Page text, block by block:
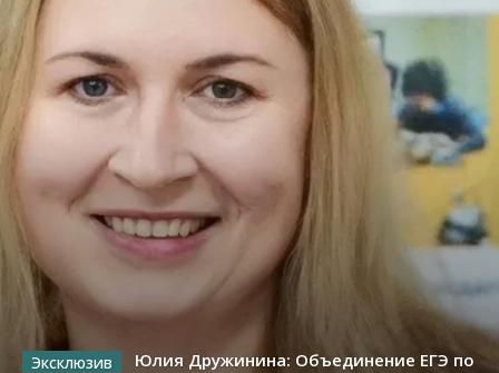
Юлия Дружинина: Объединение ЕГЭ по